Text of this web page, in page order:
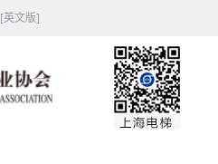
[英文版]